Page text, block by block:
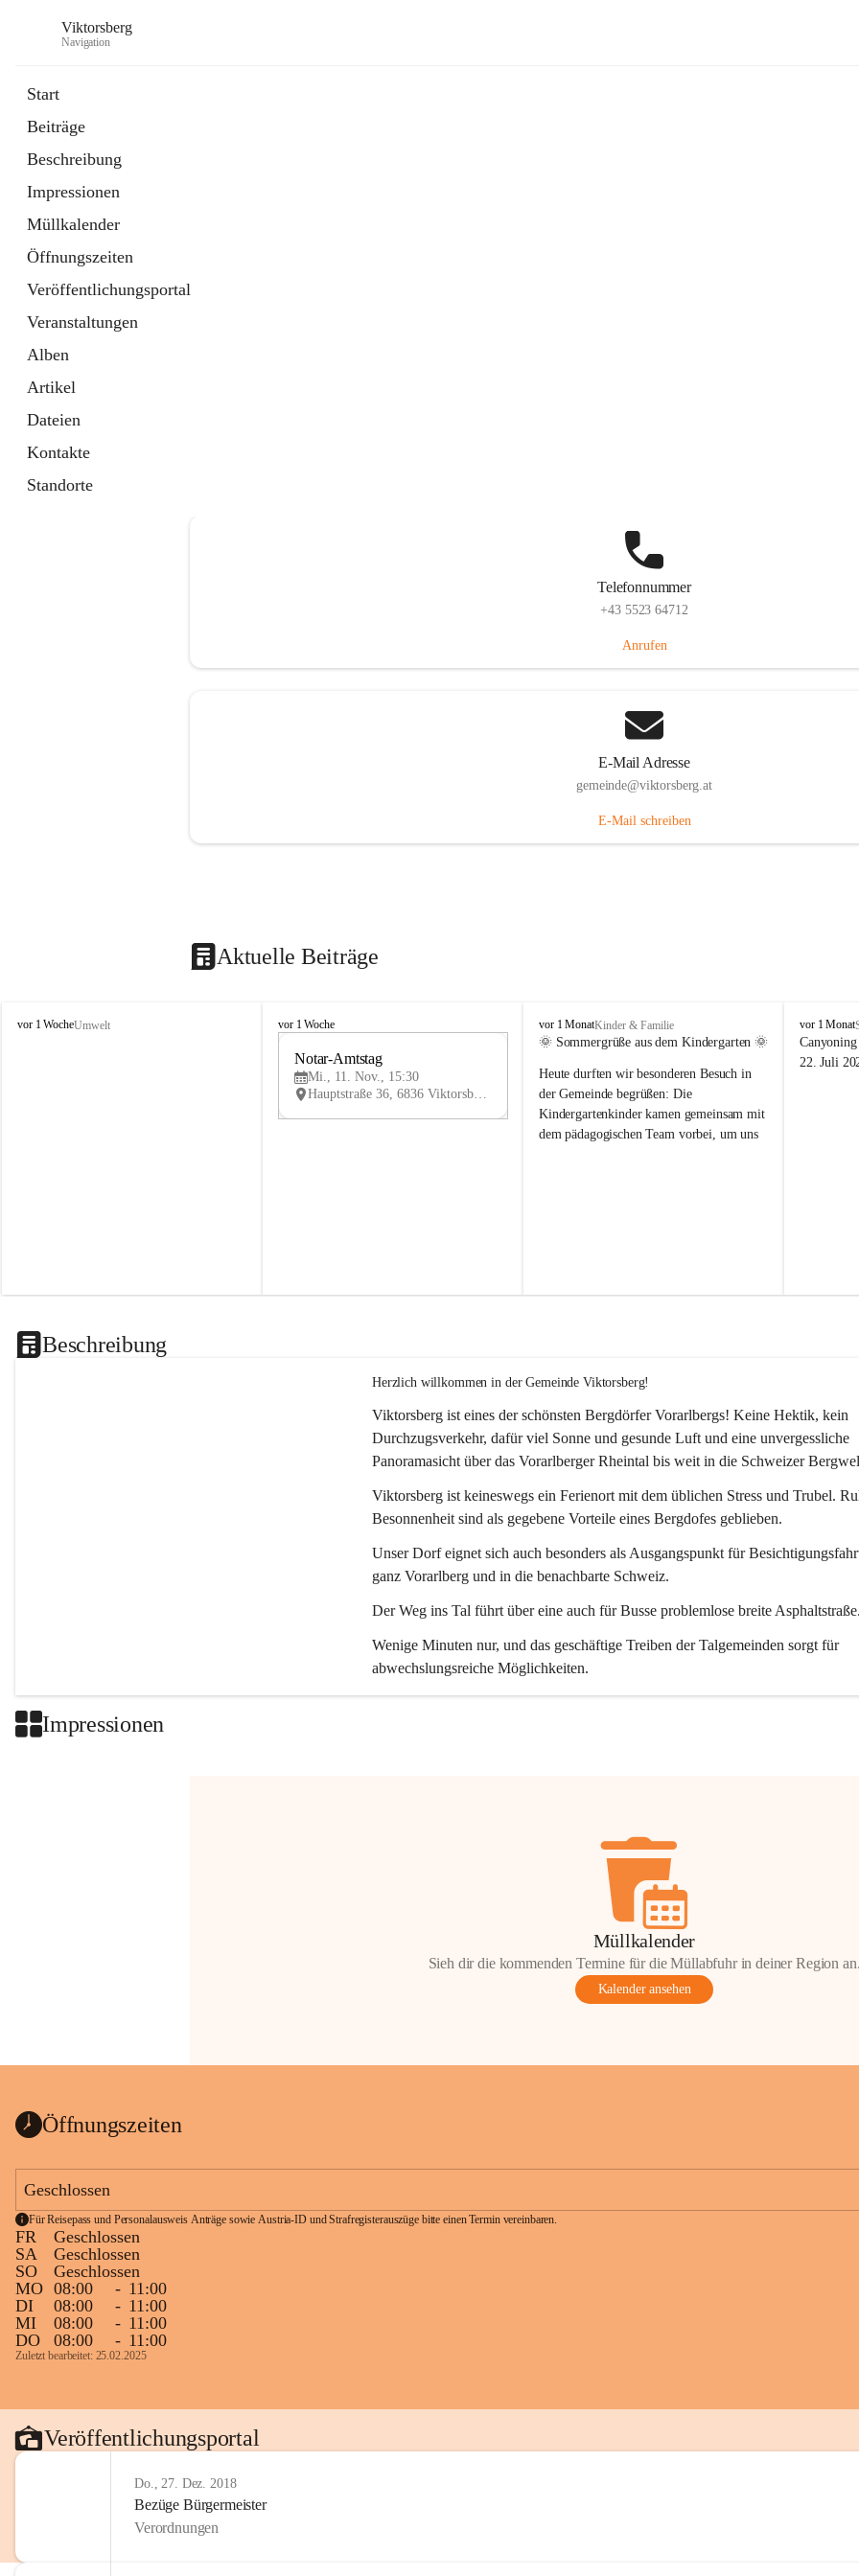
Viktorsberg
Navigation
Start
Beiträge
Beschreibung
Impressionen
Müllkalender
Öffnungszeiten
Veröffentlichungsportal
Veranstaltungen
Alben
Artikel
Dateien
Kontakte
Standorte
Telefonnummer
+43 5523 64712
Anrufen
E-Mail Adresse
gemeinde@viktorsberg.at
E-Mail schreiben
Aktuelle Beiträge
V
vor 1 WocheUmwelt
V
vor 1 Woche
V
Notar-Amtstag
Mi., 11. Nov., 15:30
Hauptstraße 36, 6836 Viktorsberg, AUT
V
i
t
o
r
s
vor 1 MonatKinder & Familie
🌞 Sommergrüße aus dem Kindergarten 🌞
Heute durften wir besonderen Besuch in
der Gemeinde begrüßen: Die
Kindergartenkinder kamen gemeinsam mit
dem pädagogischen Team vorbei, um uns
V
i
k
vor 1 Monat
22. Juli
Beschreibung
Herzlich willkommen in der Gemeinde Viktorsberg!
Viktorsberg ist eines der schönsten Bergdörfer Vorarlbergs! Keine Hektik, kein
Durchzugsverkehr, dafür viel Sonne und gesunde Luft und eine unvergessliche
Panoramasicht über das Vorarlberger Rheintal bis weit in die Schweizer
Viktorsberg ist keineswegs ein Ferienort mit dem üblichen Stress und Trubel.
Besonnenheit sind als gegebene Vorteile eines Bergdofes geblieben.
Unser Dorf eignet sich auch besonders als Ausgangspunkt für
ganz Vorarlberg und in die benachbarte Schweiz.
Der Weg ins Tal führt über eine auch für Busse problemlose breite
Wenige Minuten nur, und das geschäftige Treiben der Talgemeinden sorgt für
abwechslungsreiche Möglichkeiten.
Impressionen
Müllkalender
Sieh dir die kommenden Termine für die Müllabfuhr in deiner Region
Kalender ansehen
Öffnungszeiten
Geschlossen
Für Reisepass und Personalausweis Anträge sowie Austria-ID und Strafregisterauszüge bitte einen Termin vereinbaren.
FR
Geschlossen
SA
Geschlossen
SO
Geschlossen
MO 08:00 - 11:00
DI
08:00 - 11:00
MI
08:00 - 11:00
DO
08:00 - 11:00
Zuletzt bearbeitet: 25.02.2025
Veröffentlichungsportal
Do., 27. Dez. 2018
Bezüge Bürgermeister
Verordnungen